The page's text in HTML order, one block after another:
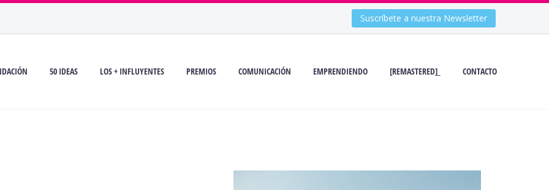
Suscríbete a nuestra Newsletter
50 IDEAS LOS + INFLUYENTES PREMIOS COMUNICACIÓN EMPRENDIENDO [REMASTERED]_ CONTACTO